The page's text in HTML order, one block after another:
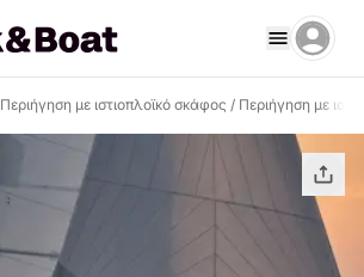
Περιήγηση με ιστιοπλοϊκό σκάφος / Περιήγηση με